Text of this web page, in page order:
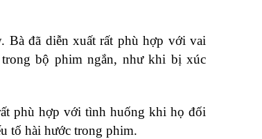
Bà đã diễn xuất rất phù hợp với vai
bộ phim ngắn, như khi bị xúc
phù hợp với tình huống khi họ đối
tố hài hước trong phim.